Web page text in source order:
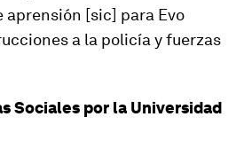
aprensión [sic] para Evo
a la policía y fuerzas
Sociales por la Universidad